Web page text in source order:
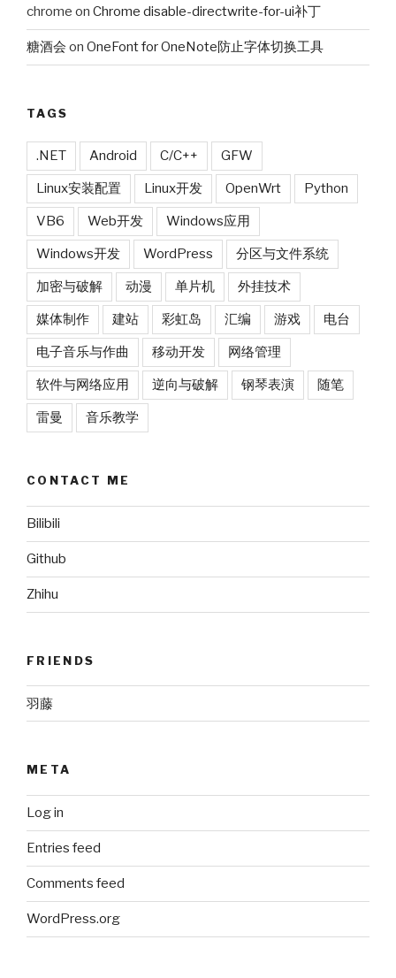
chrome on Chrome disable-directwrite-for-ui补丁
糖酒会 on OneFont for OneNote防止字体切换工具
TAGS
.NET Android C/C++ GFW
Linux安装配置 Linux开发 OpenWrt Python
VB6 Web开发 Windows应用
Windows开发 WordPress 分区与文件系统
加密与破解 动漫 单片机 外挂技术
媒体制作 建站 彩虹岛 汇编 游戏 电台
电子音乐与作曲 移动开发 网络管理
软件与网络应用 逆向与破解 钢琴表演 随笔
雷曼 音乐教学
CONTACT ME
Bilibili
Github
Zhihu
FRIENDS
羽藤
META
Log in
Entries feed
Comments feed
WordPress.org